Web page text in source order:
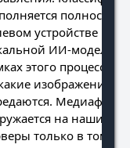
полностью
устройстве
ИИ-
этого процесса
изображения не
Медиафайл
на наши
только в том